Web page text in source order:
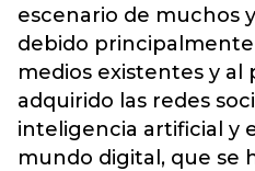
escenario de muchos
debido
medios existentes y al
adquirido las redes
inteligencia artificial y
mundo digital, que se